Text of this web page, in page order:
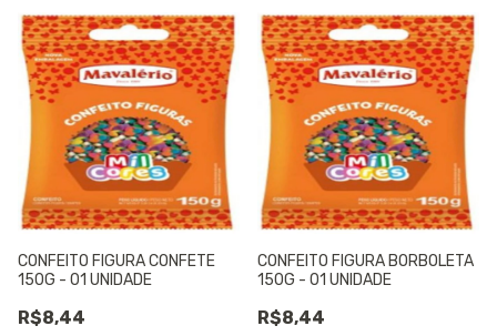
CONFEITO FIGURA CONFETE
150G - 01 UNIDADE
R$8,44
CONFEITO FIGURA BORBOLETA
150G - 01 UNIDADE
R$8,44